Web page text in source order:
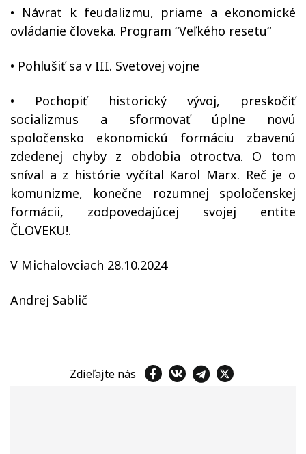
• Návrat k feudalizmu, priame a ekonomické
ovládanie človeka. Program “Veľkého resetu“
• Pohlušiť sa v III. Svetovej vojne
• Pochopiť historický vývoj, preskočiť
socializmus a sformovať úplne novú
spoločensko ekonomickú formáciu zbavenú
zdedenej chyby z obdobia otroctva. O tom
sníval a z histórie vyčítal Karol Marx. Reč je o
komunizme, konečne rozumnej spoločenskej
formácii, zodpovedajúcej svojej entite
ČLOVEKU!.
V Michalovciach 28.10.2024
Andrej Sablič
Zdieľajte nás